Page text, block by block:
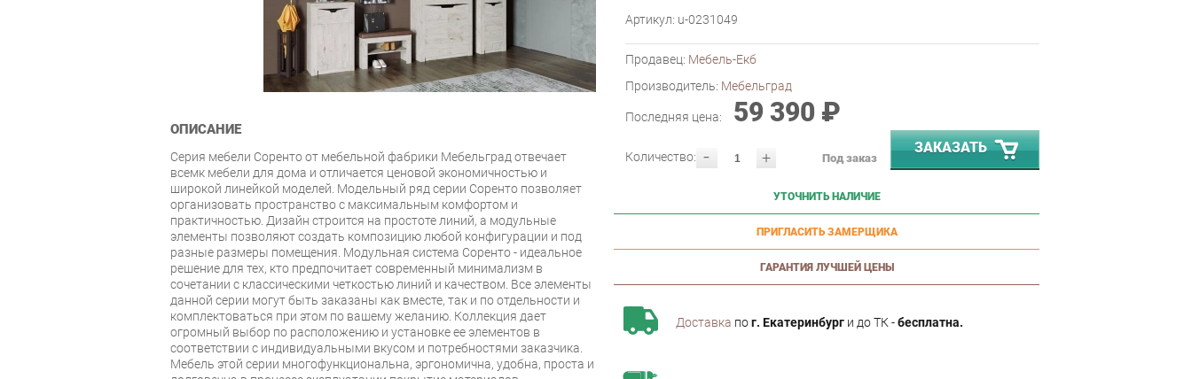
Артикул: u-0231049
Продавец: Мебель-Екб
Производитель: Мебельград
Последняя цена: 59 390 ₽
- +
Количество: Под заказ
ЗАКАЗАТЬ
УТОЧНИТЬ НАЛИЧИЕ
ПРИГЛАСИТЬ ЗАМЕРЩИКА
ГАРАНТИЯ ЛУЧШЕЙ ЦЕНЫ
Доставка пог. Екатеринбург и до ТК -бесплатна.
ОПИСАНИЕ
Серия мебели Соренто от мебельной фабрики Мебельград отвечает
всемк мебели для дома и отличается ценовой экономичностью и
широкой линейкой моделей. Модельный ряд серии Соренто позволяет
организовать пространство с максимальным комфортом и
практичностью. Дизайн строится на простоте линий, а модульные
элементы позволяют создать композицию любой конфигурации и под
разные размеры помещения. Модульная система Соренто - идеальное
решение для тех, кто предпочитает современный минимализм в
сочетании с классическими четкостью линий и качеством. Все элементы
данной серии могут быть заказаны как вместе, так и по отдельности и
комплектоваться при этом по вашему желанию. Коллекция дает
огромный выбор по расположению и установке ее элементов в
соответствии с индивидуальными вкусом и потребностями заказчика.
Мебель этой серии многофункциональна, эргономична, удобна, проста и